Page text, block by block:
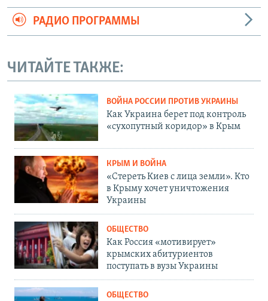
РАДИО ПРОГРАММЫ
ЧИТАЙТЕ ТАКЖЕ:
ВОЙНА РОССИИ ПРОТИВ УКРАИНЫ
Как Украина берет под контроль
«сухопутный коридор» в Крым
КРЫМ И ВОЙНА
«Стереть Киев с лица земли». Кто
в Крыму хочет уничтожения
Украины
ОБЩЕСТВО
Как Россия «мотивирует»
крымских абитуриентов
поступать в вузы Украины
ОБЩЕСТВО